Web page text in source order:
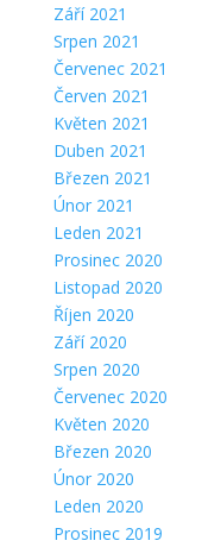
Září 2021
Srpen 2021
Červenec 2021
Červen 2021
Květen 2021
Duben 2021
Březen 2021
Únor 2021
Leden 2021
Prosinec 2020
Listopad 2020
Říjen 2020
Září 2020
Srpen 2020
Červenec 2020
Květen 2020
Březen 2020
Únor 2020
Leden 2020
Prosinec 2019